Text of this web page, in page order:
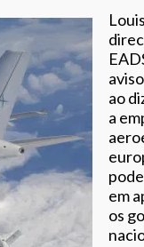
este artigo
ao
a
em
os